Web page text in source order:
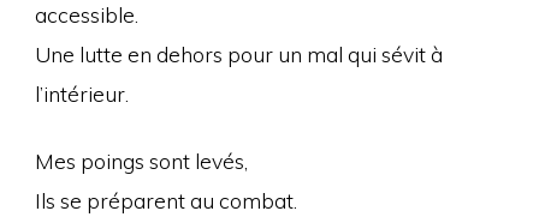
accessible.
Une lutte en dehors pour un mal qui sévit à
l’intérieur.
Mes poings sont levés,
Ils se préparent au combat.